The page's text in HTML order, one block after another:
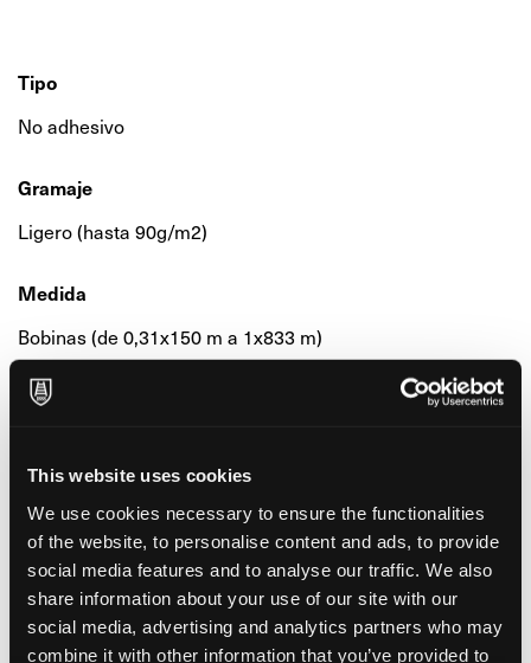
This website uses cookies
We use cookies necessary to ensure the functionalities
of the website, to personalise content and ads, to provide
social media features and to analyse our traffic. We also
share information about your use of our site with our
social media, advertising and analytics partners who may
combine it with other information that you’ve provided to
Tipo
No adhesivo
Gramaje
Ligero (hasta 90g/m2)
Medida
Bobinas (de 0,31x150 m a 1x833 m)
Grande (de 60x90 a 100x5000 cm)
Pequeña (hasta 33x48 cm)
Superficie-Acabado
Verjurado
Formato
Rollo